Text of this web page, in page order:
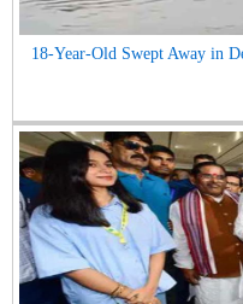
18-Year-Old Swept Away in